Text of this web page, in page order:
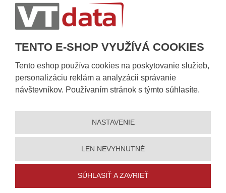
TENTO E-SHOP VYUŽÍVÁ COOKIES
Tento eshop používa cookies na poskytovanie služieb,
personalizáciu reklám a analyzácii správanie
návštevníkov. Používaním stránok s týmto súhlasíte.
NASTAVENIE
LEN NEVYHNUTNÉ
SÚHLASIŤ A ZAVRIEŤ
Dopravné podmienky
Sledovanie zásielok
Vyhlásenie o prístupnosti |Ochrana osobných údajov |Mapa
Nastavení cookies